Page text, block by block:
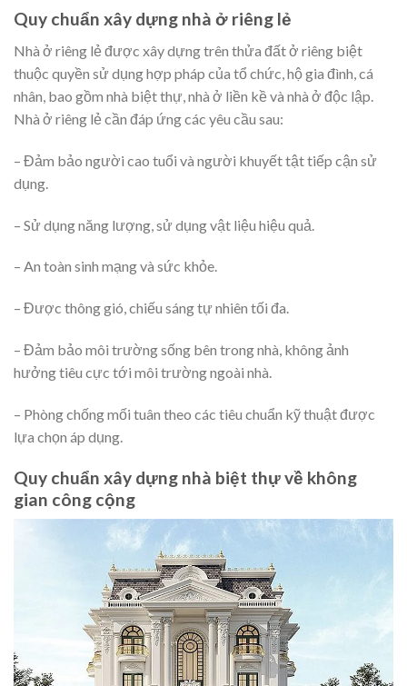
Quy chuẩn xây dựng nhà ở riêng lẻ
Nhà ở riêng lẻ được xây dựng trên thửa đất ở riêng biệt
thuộc quyền sử dụng hợp pháp của tổ chức, hộ gia đình, cá
nhân, bao gồm nhà biệt thự, nhà ở liền kề và nhà ở độc lập.
Nhà ở riêng lẻ cần đáp ứng các yêu cầu sau:
– Đảm bảo người cao tuổi và người khuyết tật tiếp cận sử
dụng.
– Sử dụng năng lượng, sử dụng vật liệu hiệu quả.
– An toàn sinh mạng và sức khỏe.
– Được thông gió, chiếu sáng tự nhiên tối đa.
– Đảm bảo môi trường sống bên trong nhà, không ảnh
hưởng tiêu cực tới môi trường ngoài nhà.
– Phòng chống mối tuân theo các tiêu chuẩn kỹ thuật được
lựa chọn áp dụng.
Quy chuẩn xây dựng nhà biệt thự về không
gian công cộng